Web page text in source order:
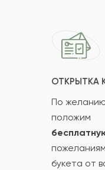
ОТКРЫТКА
По
положим
букета от